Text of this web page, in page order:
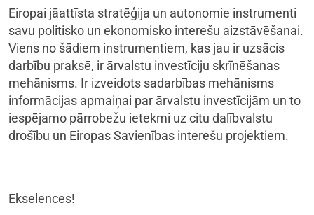
Eiropai jāattīsta stratēģija un autonomie instrumenti
savu politisko un ekonomisko interešu aizstāvēšanai.
Viens no šādiem instrumentiem, kas jau ir uzsācis
darbību praksē, ir ārvalstu investīciju skrīnēšanas
mehānisms. Ir izveidots sadarbības mehānisms
informācijas apmaiņai par ārvalstu investīcijām un to
iespējamo pārrobežu ietekmi uz citu dalībvalstu
drošību un Eiropas Savienības interešu projektiem.
Ekselences!